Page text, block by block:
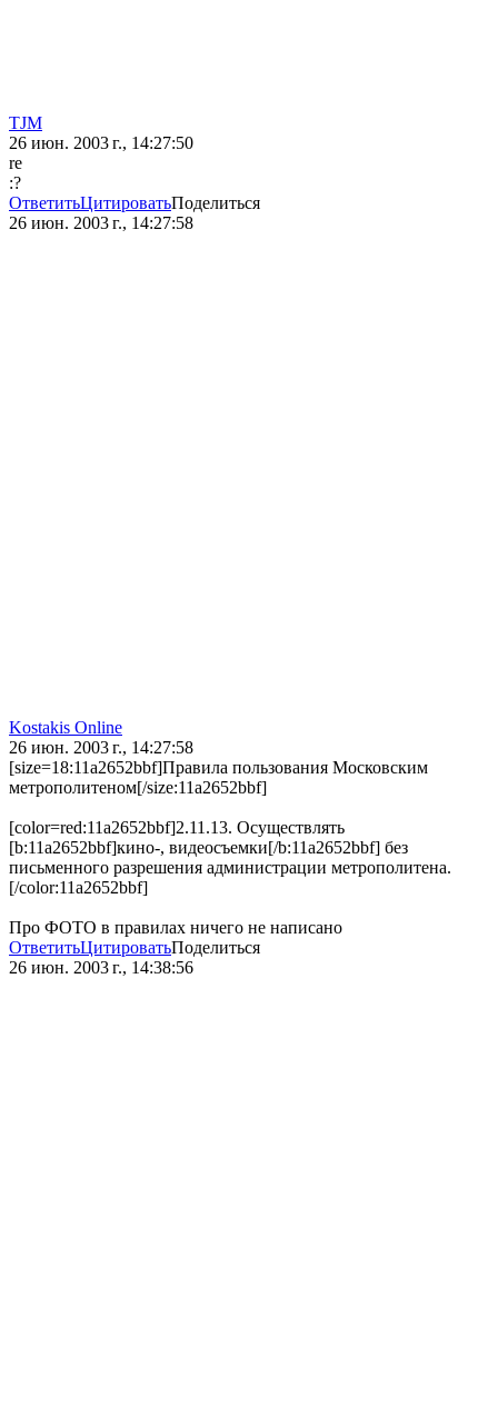
TJM
26 июн. 2003 г., 14:27:50
re
:?
ОтветитьЦитироватьПоделиться
26 июн. 2003 г., 14:27:58
Kostakis Online
26 июн. 2003 г., 14:27:58
[size=18:11a2652bbf]Правила пользования Московским
метрополитеном[/size:11a2652bbf]
[color=red:11a2652bbf]2.11.13. Осуществлять
[b:11a2652bbf]кино-, видеосъемки[/b:11a2652bbf] без
письменного разрешения администрации метрополитена.
[/color:11a2652bbf]
Про ФОТО в правилах ничего не написано
ОтветитьЦитироватьПоделиться
26 июн. 2003 г., 14:38:56